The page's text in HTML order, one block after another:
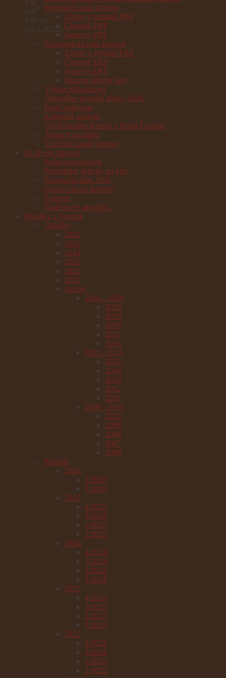
nad
Váhom
(14.5.2023)
Pastorační rada farnosti
Zápisy z jednání PRF
Členové PRF
Stanovy PRF
Ekonomická rada farnosti
Zápisy z jednání ERF
Členové ERF
Stanovy ERF
Oprava střechy fary
Výuka náboženství
Odváděné kostelní sbírky 2026
Farní knihovna
Kalendář událostí
Úklid farního kostela v Dolní Čermné
Adopce na dálku
YouTube kanál farnosti
Ze života farnosti
Pořad bohoslužeb
Pravidelné aktivity na faře
Pastorační plán 2026
Farníci slouží farnosti
Svátosti
Nadčasově aktuální...
Ohlášky a Poutník
Ohlášky
2026
2025
2024
2023
2022
2021
Archiv
2016 - 2020
2020
2019
2018
2017
2016
2011 - 2015
2015
2014
2013
2012
2011
2006 - 2010
2010
2009
2008
2007
2006
Poutník
2026
2/2026
1/2026
2025
4/2025
3/2025
2/2025
1/2025
2024
4/2024
3/2024
2/2024
1/2024
2023
4/2023
3/2023
2/2023
1/2023
2022
4/2022
3/2022
2/2022
1/2022